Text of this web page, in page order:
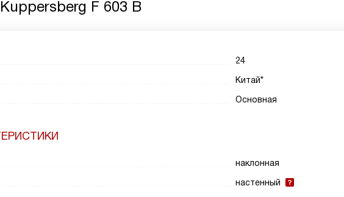
Kuppersberg F 603 B
24
Китай*
Основная
наклонная
настенный